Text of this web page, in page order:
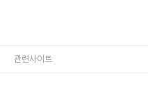
을 설립하였으며, 상해 임정 초대 국무령을
관련사이트